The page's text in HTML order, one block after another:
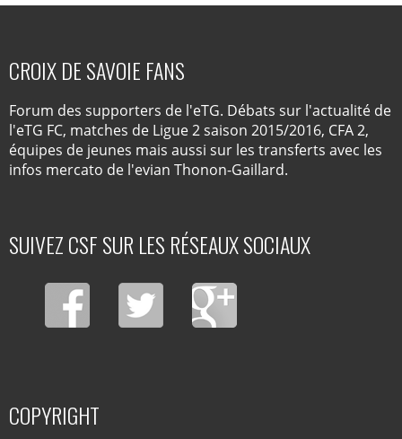
CROIX DE SAVOIE FANS
Forum des supporters de l'eTG. Débats sur l'actualité de
l'eTG FC, matches de Ligue 2 saison 2015/2016, CFA 2,
équipes de jeunes mais aussi sur les transferts avec les
infos mercato de l'evian Thonon-Gaillard.
SUIVEZ CSF SUR LES RÉSEAUX SOCIAUX
COPYRIGHT